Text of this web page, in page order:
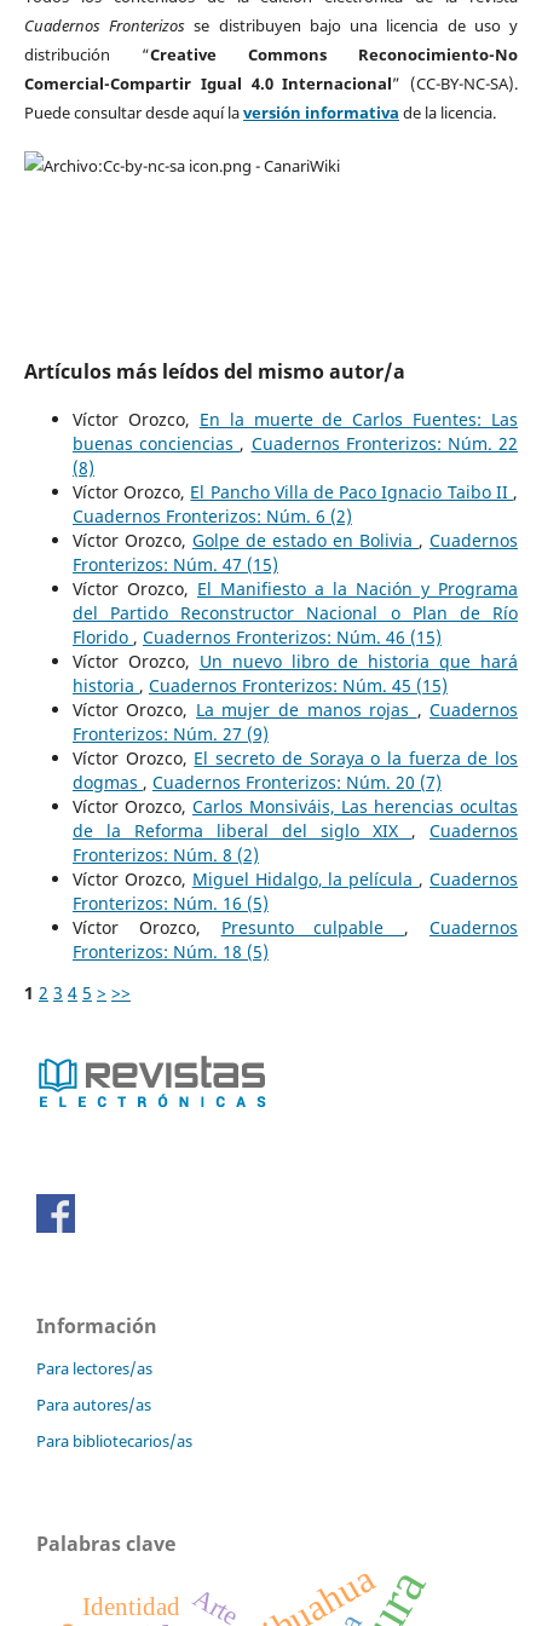
Cuadernos Fronterizos se distribuyen bajo una licencia de uso y
distribución “Creative Commons Reconocimiento-No
Comercial-Compartir Igual 4.0 Internacional” (CC-BY-NC-SA).
Puede consultar desde aquí laversión informativa de la licencia.
Artículos más leídos del mismo autor/a
Víctor Orozco, En la muerte de Carlos Fuentes: Las
buenas conciencias , Cuadernos Fronterizos: Núm. 22
(8)
Víctor Orozco, El Pancho Villa de Paco Ignacio Taibo II ,
Cuadernos Fronterizos: Núm. 6 (2)
Víctor Orozco, Golpe de estado en Bolivia ,Cuadernos
Fronterizos: Núm. 47 (15)
Víctor Orozco, El Manifiesto a la Nación y Programa
del Partido Reconstructor Nacional o Plan de Río
Florido , Cuadernos Fronterizos: Núm. 46 (15)
Víctor Orozco, Un nuevo libro de historia que hará
historia , Cuadernos Fronterizos: Núm. 45 (15)
Víctor Orozco, La mujer de manos rojas ,Cuadernos
Fronterizos: Núm. 27 (9)
Víctor Orozco, El secreto de Soraya o la fuerza de los
dogmas , Cuadernos Fronterizos: Núm. 20 (7)
Víctor Orozco, Carlos Monsiváis, Las herencias ocultas
de la Reforma liberal del siglo XIX ,Cuadernos
Fronterizos: Núm. 8 (2)
Víctor Orozco, Miguel Hidalgo, la película ,Cuadernos
Fronterizos: Núm. 16 (5)
Víctor Orozco, Presunto culpable ,Cuadernos
Fronterizos: Núm. 18 (5)
1 2 3 4 5 > >>
Información
Para lectores/as
Para autores/as
Para bibliotecarios/as
Palabras clave
Arte
Identidad